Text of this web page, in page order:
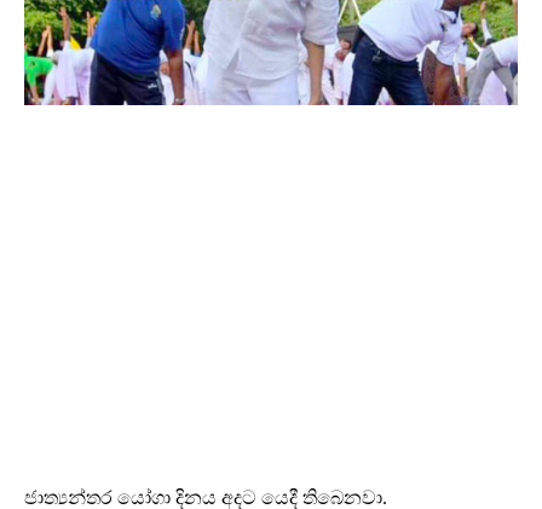
ජාත්‍යන්තර යෝගා දිනය අදට යෙදී තිබෙනවා.